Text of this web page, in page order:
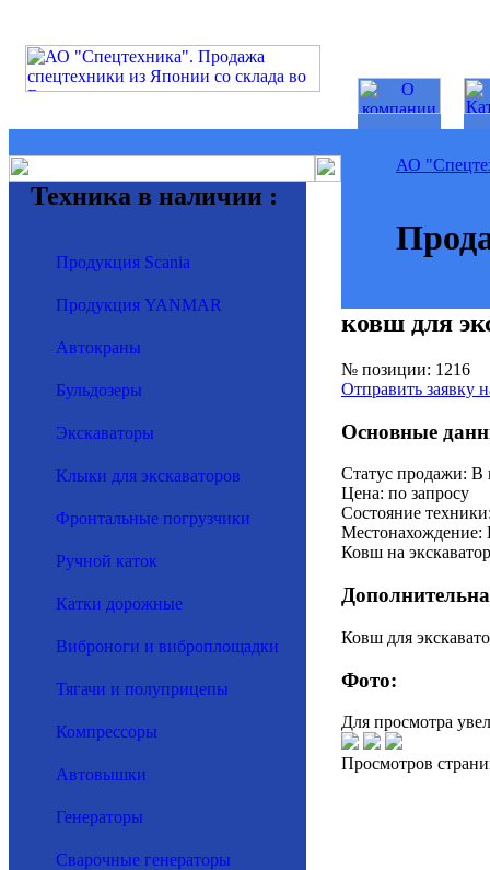
Техника в наличии :
Продукция Scania
Продукция YANMAR
Автокраны
Бульдозеры
Экскаваторы
Клыки для экскаваторов
Фронтальные погрузчики
Ручной каток
Катки дорожные
Виброноги и виброплощадки
Тягачи и полуприцепы
Компрессоры
Автовышки
Генераторы
Сварочные генераторы
АО
ковш для
№ позиции: 1216
Отправить заявку
Основные
Статус продажи: В
Цена: по запросу
Состояние
Местонахождение:
Ковш на экскаватор
Ковш для
Фото:
Для просмотра
Просмотров